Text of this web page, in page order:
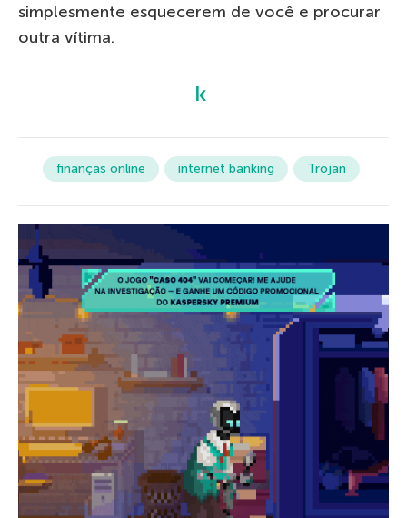
simplesmente esquecerem de você e procurar
outra vítima.
finanças online internet banking Trojan